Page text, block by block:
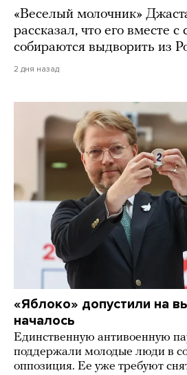
«Веселый молочник»
рассказал, что его вместе с
собираются выдворить из
2 дня назад
«Яблоко» допустили на
началось
Единственную антивоенную
поддержали молодые люди в
оппозиция. Ее уже требуют